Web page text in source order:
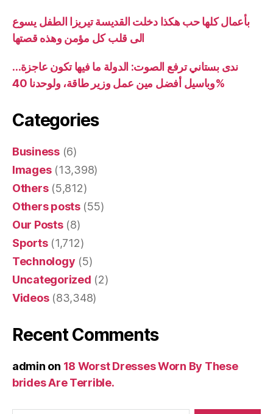
بأعمال كلها حب هكذا دخلت القديسة تيريزا الطفل يسوع
الى قلب كل مؤمن وهذه قصتها
ندى بستاني ترفع الصوت: الدولة ما فيها تكون عاجزة…
وباسيل أفضل مين عمل وزير طاقة، ولوحدنا 40%
Categories
Business(6)
Images(13,398)
Others(5,812)
Others posts(55)
Our Posts(8)
Sports(1,712)
Technology (5)
Uncategorized (2)
Videos(83,348)
Recent Comments
admin on 18 Worst Dresses Worn By These
brides Are Terrible.